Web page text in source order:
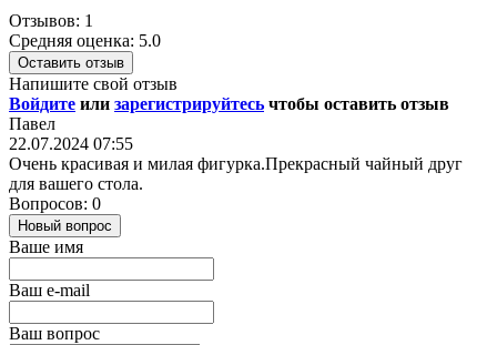
Отзывов: 1
Средняя оценка: 5.0
Оставить отзыв
Напишите свой отзыв
Войдите или зарегистрируйтесь чтобы оставить отзыв
Павел
22.07.2024 07:55
Очень красивая и милая фигурка.Прекрасный чайный друг
для вашего стола.
Вопросов: 0
Новый вопрос
Ваше имя
Ваш e-mail
Ваш вопрос